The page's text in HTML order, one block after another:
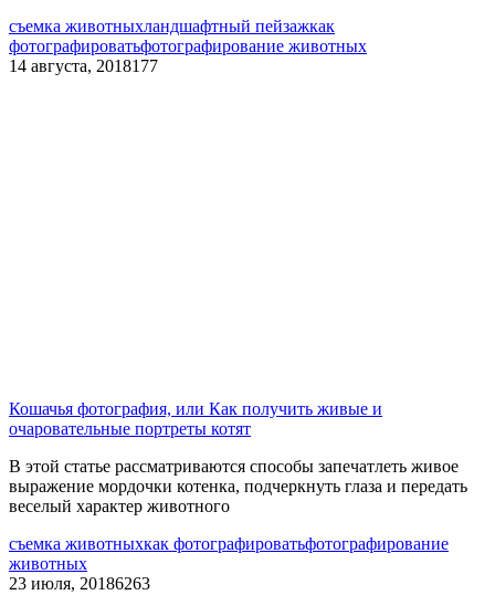
съемка животныхландшафтный пейзажкак
фотографироватьфотографирование животных
14 августа, 2018177
Кошачья фотография, или Как получить живые и
очаровательные портреты котят
В этой статье рассматриваются способы запечатлеть живое
выражение мордочки котенка, подчеркнуть глаза и передать
веселый характер животного
съемка животныхкак фотографироватьфотографирование
животных
23 июля, 20186263